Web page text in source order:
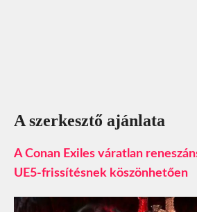
A szerkesztő ajánlata
A Conan Exiles váratlan
UE5-frissítésnek köszönhetően